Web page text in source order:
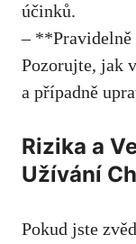
účinků.
–
Pozorujte, jak
a případně
Rizika a
Užívání
Pokud jste